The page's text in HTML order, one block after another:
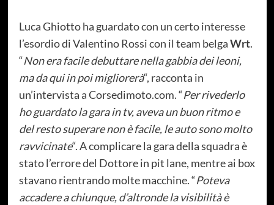
Luca Ghiotto ha guardato con un certo interesse
l’esordio di Valentino Rossi con il team belgaWrt.
“Non era facile debuttare nella gabbia dei leoni,
ma da qui in poi migliorerà“, racconta in
un’intervista a Corsedimoto.com. “Per rivederlo
ho guardato la gara in tv, aveva un buon ritmo e
del resto superare non è facile, le auto sono molto
ravvicinate“. A complicare la gara della squadra è
stato l’errore del Dottore in pit lane, mentre ai box
stavano rientrando molte macchine. “Poteva
accadere a chiunque, d’altronde la visibilità è